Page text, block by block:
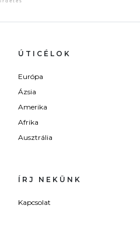
ÚTICÉLOK
Európa
Ázsia
Amerika
Afrika
Ausztrália
ÍRJ NEKÜNK
Kapcsolat